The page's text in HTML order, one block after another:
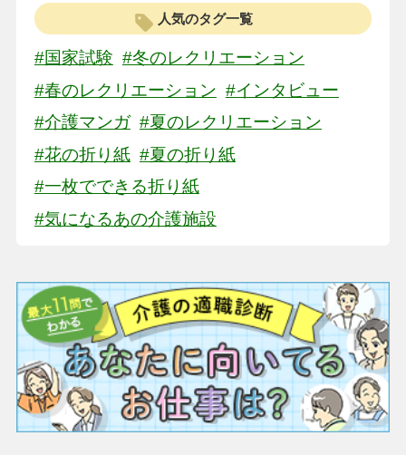
人気のタグ一覧
#国家試験 #冬のレクリエーション
#春のレクリエーション #インタビュー
#介護マンガ #夏のレクリエーション
#花の折り紙 #夏の折り紙
#一枚でできる折り紙
#気になるあの介護施設